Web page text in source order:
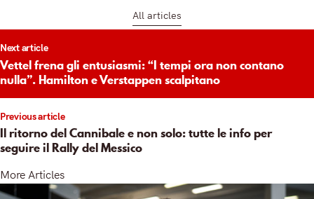
All articles
Previous article
Il ritorno del Cannibale e non solo: tutte le info per
seguire il Rally del Messico
Next article
Vettel frena gli entusiasmi: “I tempi ora non contano
nulla”. Hamilton e Verstappen scalpitano
More Articles